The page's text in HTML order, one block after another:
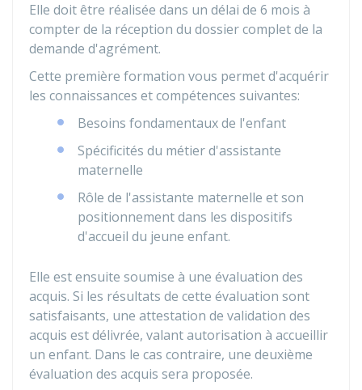
Elle doit être réalisée dans un délai de 6 mois à
compter de la réception du dossier complet de la
demande d'agrément.
Cette première formation vous permet d'acquérir
les connaissances et compétences suivantes:
Besoins fondamentaux de l'enfant
Spécificités du métier d'assistante
maternelle
Rôle de l'assistante maternelle et son
positionnement dans les dispositifs
d'accueil du jeune enfant.
Elle est ensuite soumise à une évaluation des
acquis. Si les résultats de cette évaluation sont
satisfaisants, une attestation de validation des
acquis est délivrée, valant autorisation à accueillir
un enfant. Dans le cas contraire, une deuxième
évaluation des acquis sera proposée.